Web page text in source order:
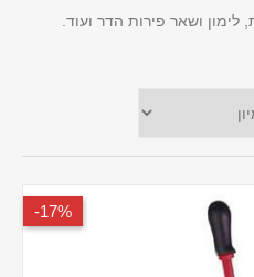
לימון ושאר פירות הדר ועוד.
17%-